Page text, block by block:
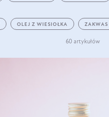
OLEJ Z WIESIOŁKA ZAKWAS
60 artykułów